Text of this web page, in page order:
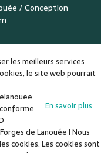
/ Conception
les meilleurs services
le site web pourrait
En savoir plus
de Lanouée ! Nous
cookies. Les cookies sont